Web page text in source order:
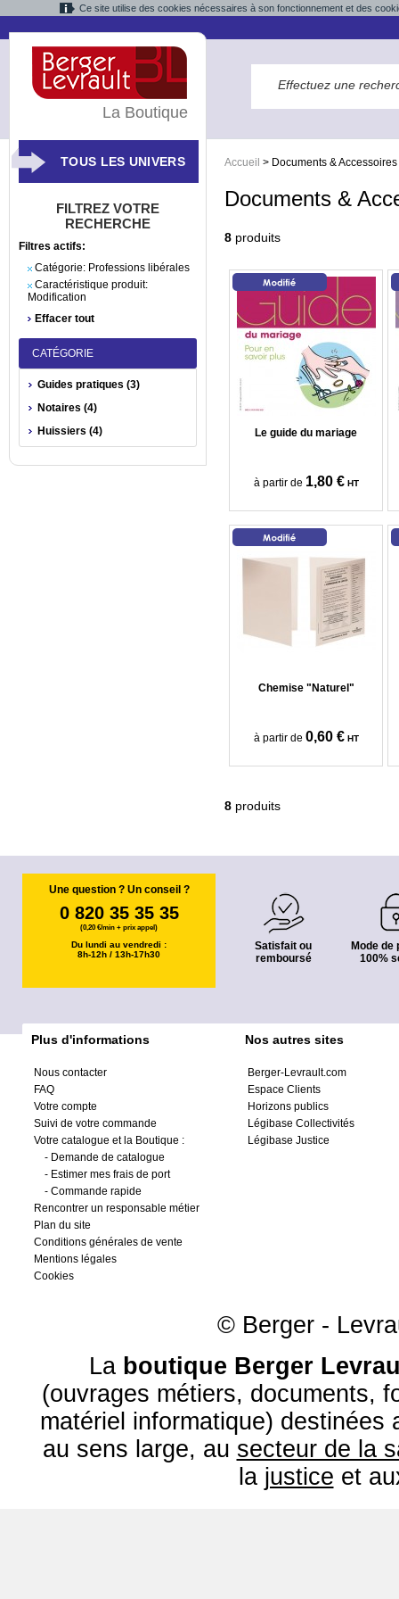
Ce site utilise des cookies nécessaires à son fonctionnement et des
Accueil > Documents & Accessoires
Documents &
8 produits
Le guide du mariage
à partir de 1,80 € HT
Chemise "Naturel"
à partir de 0,60 € HT
8 produits
La Boutique
TOUS LES UNIVERS
FILTREZ VOTRE
RECHERCHE
Filtres actifs:
Catégorie: Professions libérales
Caractéristique produit:
Modification
Effacer tout
CATÉGORIE
Guides pratiques (3)
Notaires (4)
Huissiers (4)
Une question ? Un conseil ?
0 820 35 35 35
(0,20 €/min + prix appel)
Du lundi au vendredi :
8h-12h / 13h-17h30
Satisfait ou
remboursé
Mode de
100%
Plus d'informations
Nous contacter
FAQ
Votre compte
Suivi de votre commande
Votre catalogue et la Boutique :
- Demande de catalogue
- Estimer mes frais de port
- Commande rapide
Rencontrer un responsable métier
Plan du site
Conditions générales de vente
Mentions légales
Cookies
Nos autres sites
Berger-Levrault.com
Espace Clients
Horizons publics
Légibase Collectivités
Légibase Justice
© Berger -
La boutique Berger
(ouvrages métiers, documents,
matériel informatique) destinées
au sens large, au secteur de la
la justice et